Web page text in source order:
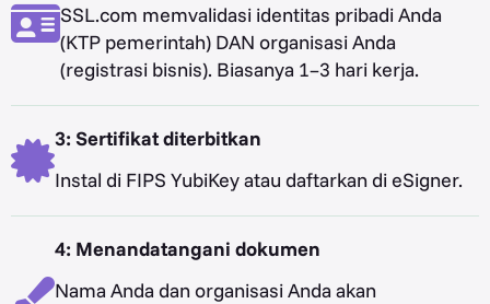
SSL.com memvalidasi identitas pribadi Anda
(KTP pemerintah) DAN organisasi Anda
(registrasi bisnis). Biasanya 1–3 hari kerja.
3: Sertifikat diterbitkan
Instal di FIPS YubiKey atau daftarkan di eSigner.
4: Menandatangani dokumen
Nama Anda dan organisasi Anda akan